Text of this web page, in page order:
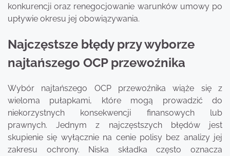
konkurencji oraz renegocjowanie warunków umowy po
upływie okresu jej obowiązywania.
Najczęstsze błędy przy wyborze
najtańszego OCP przewoźnika
Wybór najtańszego OCP przewoźnika wiąże się z
wieloma pułapkami, które mogą prowadzić do
niekorzystnych konsekwencji finansowych lub
prawnych. Jednym z najczęstszych błędów jest
skupienie się wyłącznie na cenie polisy bez analizy jej
zakresu ochrony. Niska składka często oznacza